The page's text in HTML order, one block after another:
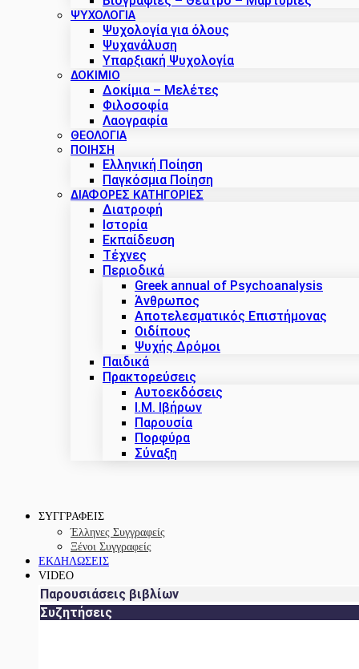
ΨΥΧΟΛΟΓΙΑ
Ψυχολογία για όλους
Ψυχανάλυση
Υπαρξιακή Ψυχολογία
ΔΟΚΊΜΙΟ
Δοκίμια – Μελέτες
Φιλοσοφία
Λαογραφία
ΘΕΟΛΟΓΙΑ
ΠΟΙΗΣΗ
Ελληνική Ποίηση
Παγκόσμια Ποίηση
ΔΙΑΦΟΡΕΣ ΚΑΤΗΓΟΡΙΕΣ
Διατροφή
Ιστορία
Εκπαίδευση
Τέχνες
Περιοδικά
Greek annual of Psychoanalysis
Άνθρωπος
Αποτελεσματικός Επιστήμονας
Οιδίπους
Ψυχής Δρόμοι
Παιδικά
Πρακτoρεύσεις
Αυτοεκδόσεις
Ι.Μ. Ιβήρων
Παρουσία
Πορφύρα
Σύναξη
ΣΥΓΓΡΑΦΕΙΣ
Έλληνες Συγγραφείς
Ξένοι Συγγραφείς
ΕΚΔΗΛΩΣΕΙΣ
VIDEO
Παρουσιάσεις βιβλίων
Συζητήσεις